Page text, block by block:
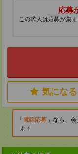
応募
この求人は応募が集
気になる
電話応募
なら、
よ！